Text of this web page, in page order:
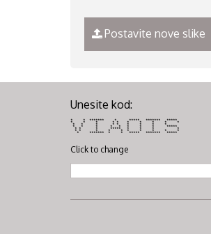
Postavite nove slike
Unesite kod:
* * ******* * ***** ******* *****
* * * * * * * * * *
* * * * * * * * *
* * * * * * * * *****
* * * ***** * * * *
* * * * * * * * * *
* ******* * * ***** ******* *****
Click to change